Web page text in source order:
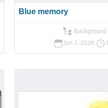
Blue memory
Jun 7, 2026